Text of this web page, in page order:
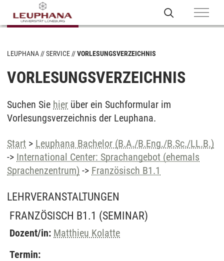
LEUPHANA SERVICE VORLESUNGSVERZEICHNIS
VORLESUNGSVERZEICHNIS
Suchen Sie hier über ein Suchformular im
Vorlesungsverzeichnis der Leuphana.
Start > Leuphana Bachelor (B.A./B.Eng./B.Sc./LL.B.)
-> International Center: Sprachangebot (ehemals
Sprachenzentrum) -> Französisch B1.1
LEHRVERANSTALTUNGEN
FRANZÖSISCH B1.1 (SEMINAR)
Dozent/in: Matthieu Kolatte
Termin: